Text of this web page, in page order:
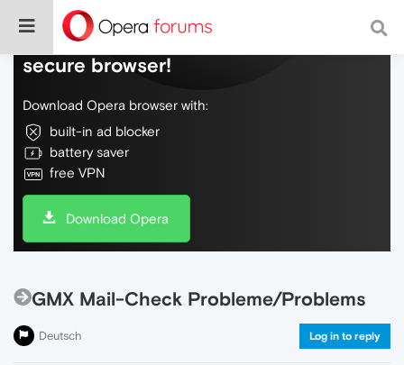
Do more on the web, with a fast and
secure browser!
Download Opera browser with:
built-in ad blocker
battery saver
free VPN
Download Opera
GMX Mail-Check Probleme/Problems
Deutsch Log in to reply